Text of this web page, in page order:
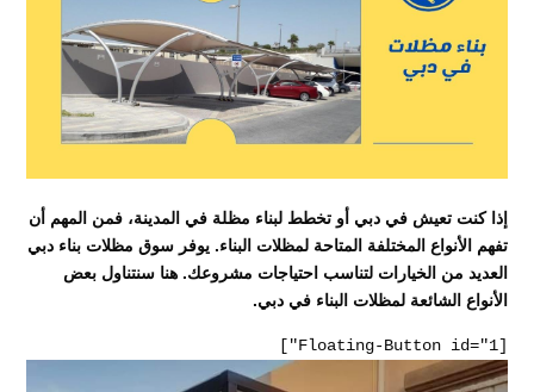
إذا كنت تعيش في دبي أو تخطط لبناء مظلة في المدينة، فمن المهم أن
تفهم الأنواع المختلفة المتاحة لمظلات البناء. يوفر سوق مظلات بناء دبي
العديد من الخيارات لتناسب احتياجات مشروعك. هنا سنتناول بعض
الأنواع الشائعة لمظلات البناء في دبي.
[Floating-Button id="1"]